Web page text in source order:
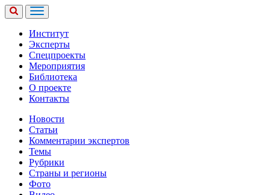
Институт
Эксперты
Спецпроекты
Мероприятия
Библиотека
О проекте
Контакты
Новости
Статьи
Комментарии экспертов
Темы
Рубрики
Страны и регионы
Фото